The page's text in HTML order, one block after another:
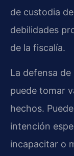
de custodia
debilidades
de la fiscalía.
La defensa
puede tomar
hechos.
intención
incapacitar o